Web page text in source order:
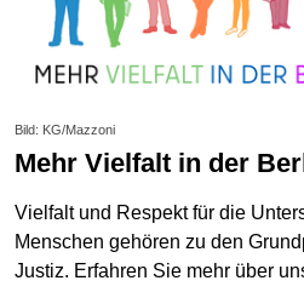
Bild: KG/Mazzoni
Mehr Vielfalt in der
Vielfalt und Respekt für die
Menschen gehören zu den
Justiz. Erfahren Sie mehr über